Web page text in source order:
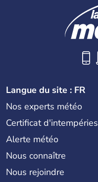
Langue du site : FR
Nos experts météo
Certificat d'intempéries
Alerte météo
Nous connaître
Nous rejoindre